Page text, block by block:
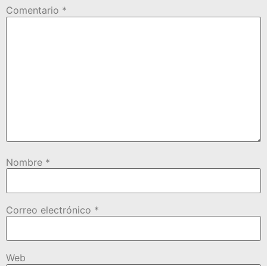
Comentario *
Nombre *
Correo electrónico *
Web